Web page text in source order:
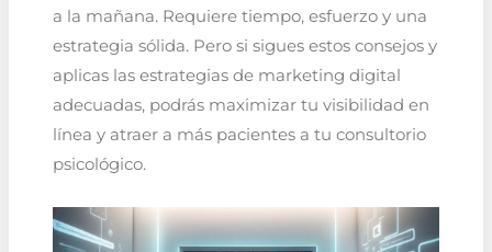
a la mañana. Requiere tiempo, esfuerzo y una
estrategia sólida. Pero si sigues estos consejos y
aplicas las estrategias de marketing digital
adecuadas, podrás maximizar tu visibilidad en
línea y atraer a más pacientes a tu consultorio
psicológico.